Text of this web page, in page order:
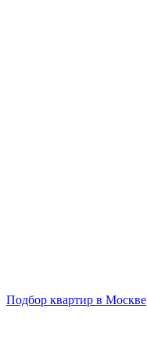
Подбор квартир в Москве